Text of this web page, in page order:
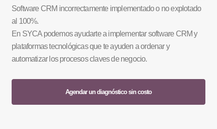
Software CRM incorrectamente implementado o no explotado
al 100%.
En SYCA podemos ayudarte a implementar software CRM y
plataformas tecnológicas que te ayuden a ordenar y
automatizar los procesos claves de negocio.
Agendar un diagnóstico sin costo